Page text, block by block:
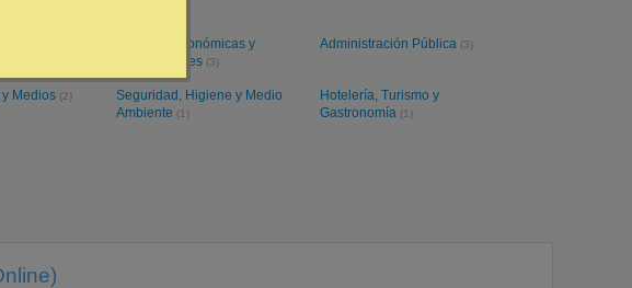
Ciencias Económicas y
Empresariales (3)
Administración Pública (3)
Medios (2)
Seguridad, Higiene y Medio
Ambiente (1)
Hotelería, Turismo y
Gastronomía (1)